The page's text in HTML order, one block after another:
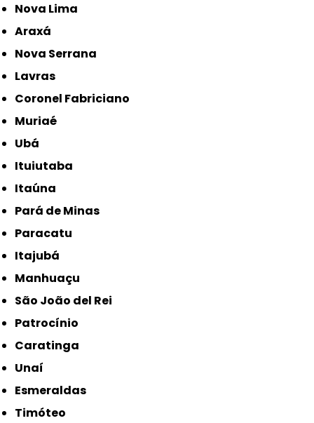
Nova Lima
Araxá
Nova Serrana
Lavras
Coronel Fabriciano
Muriaé
Ubá
Ituiutaba
Itaúna
Pará de Minas
Paracatu
Itajubá
Manhuaçu
São João del Rei
Patrocínio
Caratinga
Unaí
Esmeraldas
Timóteo